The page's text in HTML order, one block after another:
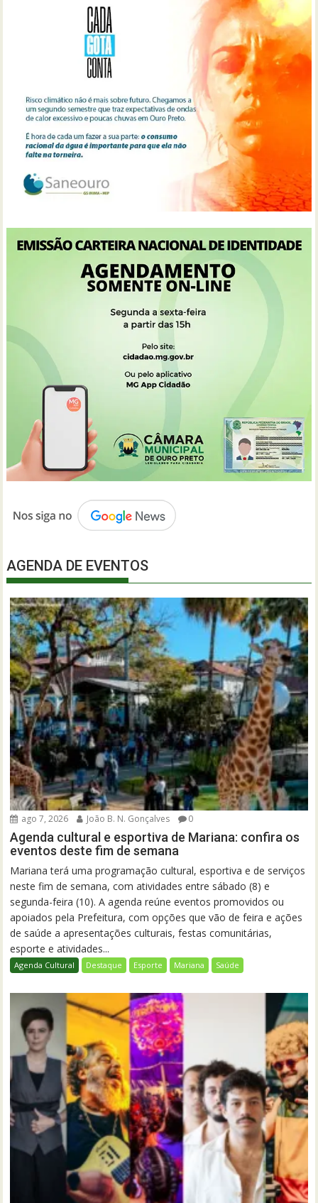
AGENDA DE EVENTOS
ago 7, 2026 João B. N. Gonçalves 0
Agenda cultural e esportiva de Mariana: confira os
eventos deste fim de semana
Mariana terá uma programação cultural, esportiva e de serviços
neste fim de semana, com atividades entre sábado (8) e
segunda-feira (10). A agenda reúne eventos promovidos ou
apoiados pela Prefeitura, com opções que vão de feira e ações
de saúde a apresentações culturais, festas comunitárias,
esporte e atividades...
Agenda Cultural Destaque Esporte Mariana Saúde